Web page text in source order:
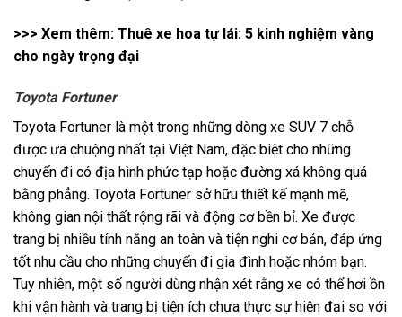
>>> Xem thêm: Thuê xe hoa tự lái: 5 kinh nghiệm vàng
cho ngày trọng đại
Toyota Fortuner
Toyota Fortuner là một trong những dòng xe SUV 7 chỗ
được ưa chuộng nhất tại Việt Nam, đặc biệt cho những
chuyến đi có địa hình phức tạp hoặc đường xá không quá
bằng phẳng. Toyota Fortuner sở hữu thiết kế mạnh mẽ,
không gian nội thất rộng rãi và động cơ bền bỉ. Xe được
trang bị nhiều tính năng an toàn và tiện nghi cơ bản, đáp ứng
tốt nhu cầu cho những chuyến đi gia đình hoặc nhóm bạn.
Tuy nhiên, một số người dùng nhận xét rằng xe có thể hơi ồn
khi vận hành và trang bị tiện ích chưa thực sự hiện đại so với